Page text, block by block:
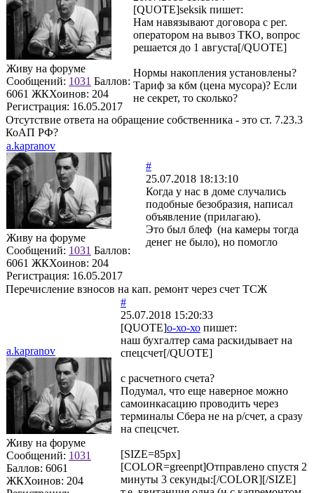
Живу на форуме
Сообщений: 1031 Баллов:
6061 ЖКХоинов: 204
Регистрация: 16.05.2017
[QUOTE]seksik пишет:
Нам навязывают договора с рег.
оператором на вывоз ТКО, вопрос
решается до 1 августа[/QUOTE]
Нормы накопления установлены?
Тариф за кбм (цена мусора)? Если
не секрет, то сколько?
Отсутствие ответа на обращение собственника - это ст. 7.23.3
КоАП РФ?
a.kapranov
Живу на форуме
Сообщений: 1031 Баллов:
6061 ЖКХоинов: 204
Регистрация: 16.05.2017
#
25.07.2018 18:13:10
Когда у нас в доме случались
подобные безобразия, написал
объявление (прилагаю).
Это был блеф (на камеры тогда
денег не было), но помогло
Перечисление взносов на кап. ремонт через счет ТСЖ
a.kapranov
Живу на форуме
Сообщений: 1031
Баллов: 6061
ЖКХоинов: 204
#
25.07.2018 15:20:33
[QUOTE]о-хо-хо пишет:
наш бухгалтер сама раскидывает на
спецсчет[/QUOTE]
с расчетного счета?
Подумал, что еще наверное можно
самоинкасацию проводить через
терминалы Сбера не на р/счет, а сразу
на спецсчет.
[SIZE=85px]
[COLOR=greenpt]Отправлено спустя 2
минуты 3 секунды:[/COLOR][/SIZE]